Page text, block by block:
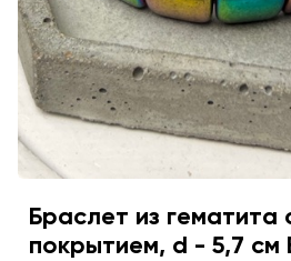
Браслет из
покрытием, d - 5,7 см